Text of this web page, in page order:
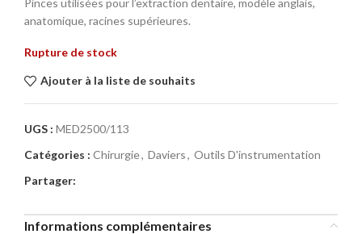
anatomique, racines supérieures.
Rupture de stock
Ajouter à la liste de souhaits
UGS : MED2500/113
Catégories : Chirurgie, Daviers, Outils D'instrumentation
Partager:
Informations complémentaires